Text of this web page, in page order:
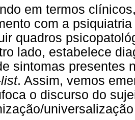
em termos
com a
quadros
lado, estabelece
sintomas presentes
list. Assim, vemos
o discurso do